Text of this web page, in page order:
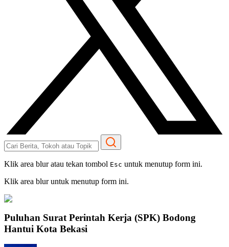
Klik area blur atau tekan tombol Esc untuk menutup form ini.
Klik area blur untuk menutup form ini.
Puluhan Surat Perintah Kerja (SPK) Bodong
Hantui Kota Bekasi